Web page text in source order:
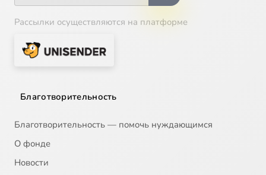
Рассылки осуществляются на платформе
Благотворительность
Благотворительность — помочь нуждающимся
О фонде
Новости